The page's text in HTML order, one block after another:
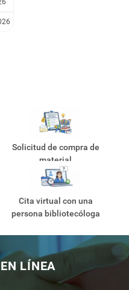
Solicitud de compra de
material
Cita virtual con una
persona bibliotecóloga
LÍNEA